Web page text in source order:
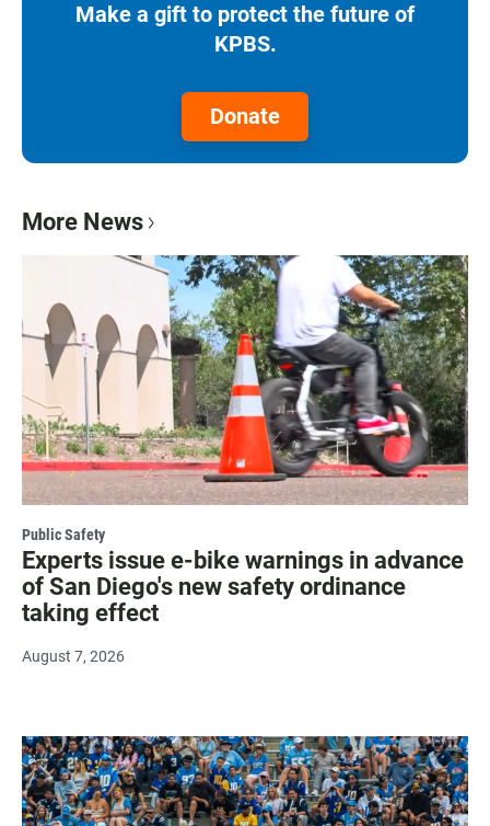
Make a gift to protect the future of
KPBS.
Donate
More News
Public Safety
Experts issue e-bike warnings in advance
of San Diego's new safety ordinance
taking effect
August 7, 2026